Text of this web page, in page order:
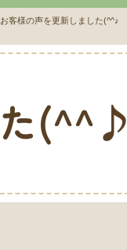
収
お客様の声を更新しました(^^♪
(^^♪